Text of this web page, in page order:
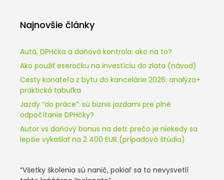
Najnovšie články
Autá, DPHčka a daňová kontrola: ako na to?
Ako použiť eseročku na investíciu do zlata (návod)
Cesty konateľa z bytu do kancelárie 2026: analýza+
praktická tabuľka
Jazdy “do práce”: sú biznis jazdami pre plné
odpočítanie DPHčky?
Autor vs daňový bonus na deti: prečo je niekedy sa
lepšie vykašlať na 2 400 EUR (prípadová štúdia)
“Všetky školenia sú nanič, pokiaľ sa to nevysvetlí